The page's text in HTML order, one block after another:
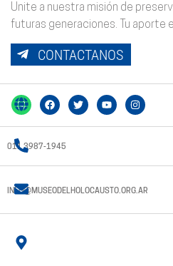
Unite a nuestra misión de
futuras generaciones. Tu aporte
CONTACTANOS
011 3987-1945
INFO@MUSEODELHOLOCAUSTO.ORG.AR